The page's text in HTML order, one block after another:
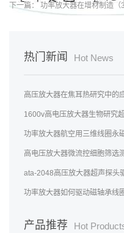
下一篇： 功率放大器在增材制造（
热门新闻 Hot News
高压放大器在焦耳热研究中的
1600v高电压放大器生物研究
功率放大器航空用三维线圈永
高电压放大器微流控细胞筛
ata-2048高压放大器超声探头
功率放大器如何驱动磁轴承
产品推荐 Hot